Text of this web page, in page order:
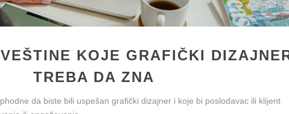
KOJE GRAFIČKI
TREBA DA ZNA
da biste bili uspešan grafički dizajner i koje bi poslodavac ili klijent